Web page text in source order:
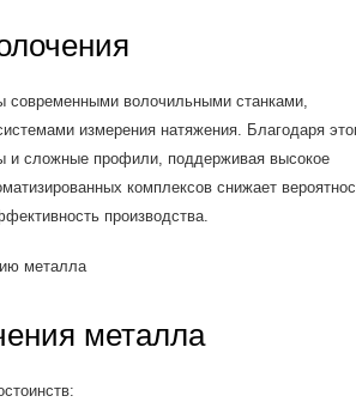
современными волочильными станками,
измерения натяжения. Благодаря
и сложные профили, поддерживая высокое
комплексов снижает
производства.
металла